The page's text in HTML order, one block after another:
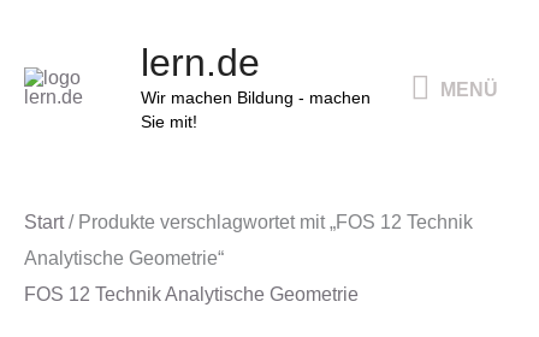
springen
lern.de
Wir machen Bildung - machen
Sie mit!
MENÜ
Start/ Produkte verschlagwortet mit „FOS 12 Technik
Analytische Geometrie“
FOS 12 Technik Analytische Geometrie